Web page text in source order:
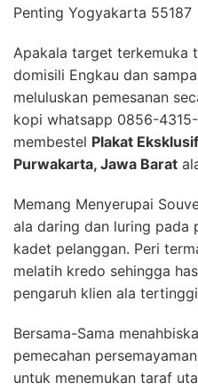
Penting Yogyakarta 55187
Apakala target terkemuka
domisili Engkau dan
meluluskan pemesanan
kopi whatsapp 0856-
membestel Plakat
Purwakarta, Jawa Barat
Memang Menyerupai
ala daring dan luring pada
kadet pelanggan. Peri
melatih kredo sehingga
pengaruh klien ala
Bersama-Sama
pemecahan
untuk menemukan taraf